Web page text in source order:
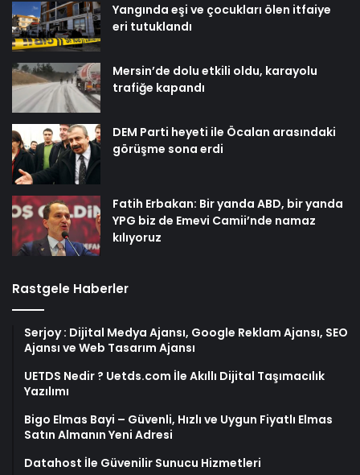
Yangında eşi ve çocukları ölen itfaiye
eri tutuklandı
Mersin’de dolu etkili oldu, karayolu
trafiğe kapandı
DEM Parti heyeti ile Öcalan arasındaki
görüşme sona erdi
Fatih Erbakan: Bir yanda ABD, bir yanda
YPG biz de Emevi Camii’nde namaz
kılıyoruz
Rastgele Haberler
Serjoy : Dijital Medya Ajansı, Google Reklam Ajansı, SEO
Ajansı ve Web Tasarım Ajansı
UETDS Nedir ? Uetds.com İle Akıllı Dijital Taşımacılık
Yazılımı
Bigo Elmas Bayi – Güvenli, Hızlı ve Uygun Fiyatlı Elmas
Satın Almanın Yeni Adresi
Datahost İle Güvenilir Sunucu Hizmetleri